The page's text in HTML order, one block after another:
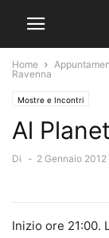
Home
Ravenna
Mostre e Incontri
Al
Di - 2 Gennaio 2012
Inizio ore 21:00.